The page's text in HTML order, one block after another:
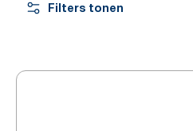
Filters tonen